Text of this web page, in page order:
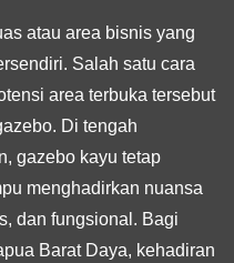
atau area bisnis yang
Salah satu cara
area terbuka tersebut
Di tengah
gazebo kayu tetap
menghadirkan nuansa
dan fungsional. Bagi
Barat Daya, kehadiran